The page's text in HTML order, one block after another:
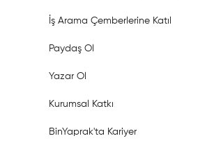
İş Arama Çemberlerine Katıl
Paydaş Ol
Yazar Ol
Kurumsal Katkı
BinYaprak'ta Kariyer